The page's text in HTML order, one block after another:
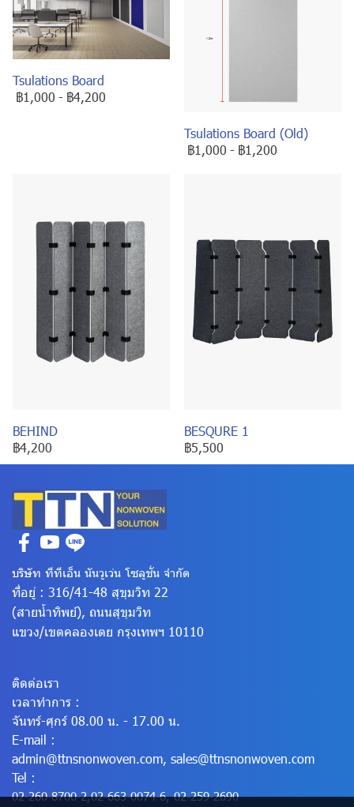
Tsulations Board
฿1,000 - ฿4,200
Tsulations Board (Old)
฿1,000 - ฿1,200
BEHIND
฿4,200
BESQURE 1
฿5,500
บริษัท ทีทีเอ็น นันวูเว่น โซลูชั่น จำกัด
ที่อยู่ : 316/41-48 สุขุมวิท 22
(สายน้ำทิพย์), ถนนสุขุมวิท
แขวง/เขตคลองเตย กรุงเทพฯ 10110
ติดต่อเรา
เวลาทำการ :
จันทร์-ศุกร์ 08.00 น. - 17.00 น.
E-mail :
admin@ttnsnonwoven.com, sales@ttnsnonwoven.com
Tel :
02-260-8700-2,02-663-0074-6,02-259-2690